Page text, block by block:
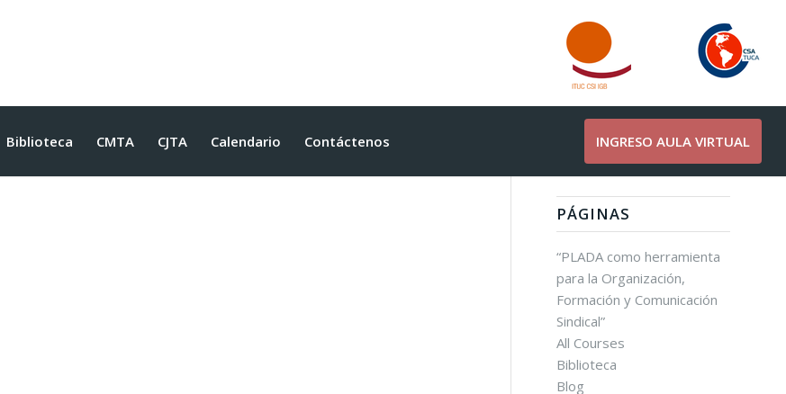
Biblioteca CMTA CJTA Calendario Contáctenos INGRESO AULA VIRTUAL
PÁGINAS
“PLADA como herramienta
para la Organización,
Formación y Comunicación
Sindical”
All Courses
Biblioteca
Blog